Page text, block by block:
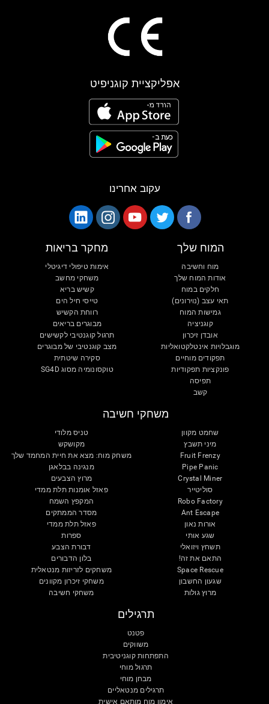
אפליקציית קוגניפיט
עקוב אחרינו
המוח שלך
מוח וחשיבה
אודות המוח שלך
חלקים במוח
תאי עצב (נוירונים)
גמישות המוח
קוגניציה
אובדן זיכרון
מוגבלויות אינטלקטואליות
תפקודים מוחיים
פונקציות תפקודיות
תפיסה
קשב
מחקר בריאות
אימות טיפולי דיגיטלי
משחקי מחשב
קשיש בריא
טייסי חיל הים
רווחת הקשיש
מבוגרים בריאים
תרגול קוגנטיבי לקשישים
מצב קוגנטיבי של מבוגרים
סקירה שיטתית
טוקסונומיה מסוג SG4D
משחקי חשיבה
שחמט מקוון
מיני תשבץ
Fruit Frenzy
Pipe Panic
Crystal Miner
סוליטייר
Robo Factory
Ant Escape
אורות נאון
שגע אותי
תשחץ ויזואלי
התאם את זה!
Space Rescue
שגעון החשבון
מרוץ גולות
טניס מלודי
מקושקש
משחק מוח: מצא את חיית המחמד שלך
מנגינה בבלאגן
מרוץ הצבעים
פאזל אומנות תלת ממדי
המקפץ השמח
מסדר הממתקים
פאזל תלת ממדי
ספרות
דבורת הצבע
בלון הדבורים
משחקים לזריזות מנטאלית
משחקי זיכרון מקוונים
משחקי חשיבה
תרגילים
פטנט
משווקים
התפתחות קוגניטיבית
תרגול מוחי
מבחן מוחי
תרגילים מנטאליים
אימון מוח מותאם אישית